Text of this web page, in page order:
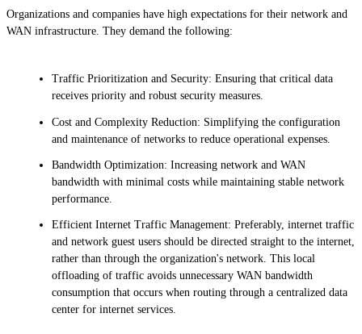
Organizations and companies have high expectations for their network and
WAN infrastructure. They demand the following:
Traffic Prioritization and Security: Ensuring that critical data
receives priority and robust security measures.
Cost and Complexity Reduction: Simplifying the configuration
and maintenance of networks to reduce operational expenses.
Bandwidth Optimization: Increasing network and WAN
bandwidth with minimal costs while maintaining stable network
performance.
Efficient Internet Traffic Management: Preferably, internet traffic
and network guest users should be directed straight to the internet,
rather than through the organization's network. This local
offloading of traffic avoids unnecessary WAN bandwidth
consumption that occurs when routing through a centralized data
center for internet services.